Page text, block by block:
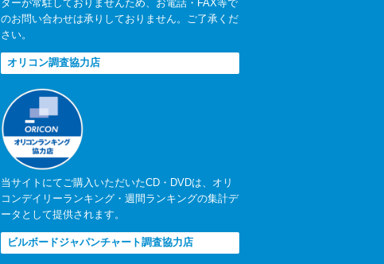
ターが常駐しておりませんため、お電話・FAX等で
のお問い合わせは承りしておりません。ご了承くだ
さい。
オリコン調査協力店
当サイトにてご購入いただいたCD・DVDは、オリ
コンデイリーランキング・週間ランキングの集計デ
ータとして提供されます。
ビルボードジャパンチャート調査協力店